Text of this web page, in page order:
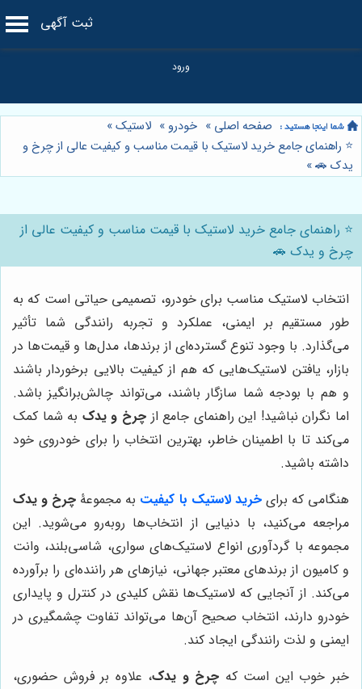
ثبت آگهی
صفحه اصلی » خودرو » لاستیک»
⭐️ راهنمای جامع خرید لاستیک با قیمت مناسب و کیفیت عالی از چرخ و
یدک 🚗»
⭐️ راهنمای جامع خرید لاستیک با قیمت مناسب و کیفیت عالی از
چرخ و یدک 🚗
انتخاب لاستیک مناسب برای خودرو، تصمیمی حیاتی است که به
طور مستقیم بر ایمنی، عملکرد و تجربه رانندگی شما تأثیر
می‌گذارد. با وجود تنوع گسترده‌ای از برندها، مدل‌ها و قیمت‌ها در
بازار، یافتن لاستیک‌هایی که هم از کیفیت بالایی برخوردار باشند
و هم با بودجه شما سازگار باشند، می‌تواند چالش‌برانگیز باشد.
اما نگران نباشید! این راهنمای جامع ازچرخ و یدک به شما کمک
می‌کند تا با اطمینان خاطر، بهترین انتخاب را برای خودروی خود
داشته باشید.
هنگامی که برایخرید لاستیک با کیفیت به مجموعۀ چرخ و یدک
مراجعه می‌کنید، با دنیایی از انتخاب‌ها روبه‌رو می‌شوید. این
مجموعه با گردآوری انواع لاستیک‌های سواری، شاسی‌بلند، وانت
و کامیون از برندهای معتبر جهانی، نیازهای هر راننده‌ای را برآورده
می‌کند. از آنجایی که لاستیک‌ها نقش کلیدی در کنترل و پایداری
خودرو دارند، انتخاب صحیح آن‌ها می‌تواند تفاوت چشمگیری در
ایمنی و لذت رانندگی ایجاد کند.
خبر خوب این است که چرخ و یدک، علاوه بر فروش حضوری،